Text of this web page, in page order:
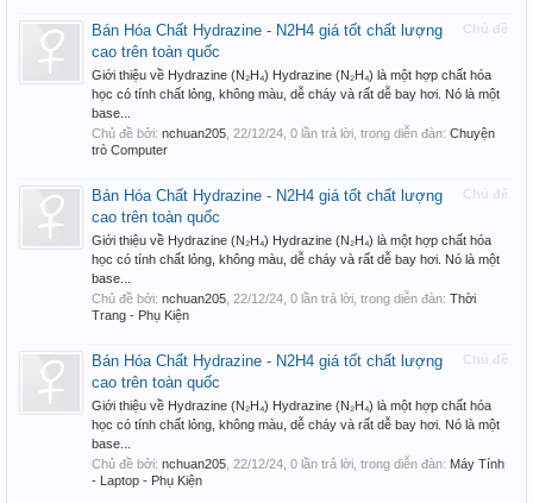
Chủ đề
Bán Hóa Chất Hydrazine - N2H4 giá tốt chất lượng
cao trên toàn quốc
Giới thiệu về Hydrazine (N₂H₄) Hydrazine (N₂H₄) là một hợp chất hóa
học có tính chất lỏng, không màu, dễ cháy và rất dễ bay hơi. Nó là một
base...
Chủ đề bởi: nchuan205 22/12/24 , 0 lần trả lời, trong diễn đàn: Chuyện
trò Computer
Chủ đề
Bán Hóa Chất Hydrazine - N2H4 giá tốt chất lượng
cao trên toàn quốc
Giới thiệu về Hydrazine (N₂H₄) Hydrazine (N₂H₄) là một hợp chất hóa
học có tính chất lỏng, không màu, dễ cháy và rất dễ bay hơi. Nó là một
base...
Chủ đề bởi: nchuan205 22/12/24 , 0 lần trả lời, trong diễn đàn: Thời
Trang - Phụ Kiện
Chủ đề
Bán Hóa Chất Hydrazine - N2H4 giá tốt chất lượng
cao trên toàn quốc
Giới thiệu về Hydrazine (N₂H₄) Hydrazine (N₂H₄) là một hợp chất hóa
học có tính chất lỏng, không màu, dễ cháy và rất dễ bay hơi. Nó là một
base...
Chủ đề bởi: nchuan205 22/12/24 , 0 lần trả lời, trong diễn đàn: Máy Tính
- Laptop - Phụ Kiện